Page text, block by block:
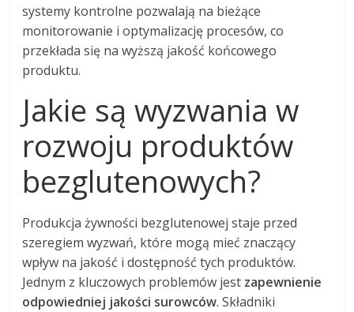
systemy kontrolne pozwalają na bieżące
monitorowanie i optymalizację procesów, co
przekłada się na wyższą jakość końcowego
produktu.
Jakie są wyzwania w
rozwoju produktów
bezglutenowych?
Produkcja żywności bezglutenowej staje przed
szeregiem wyzwań, które mogą mieć znaczący
wpływ na jakość i dostępność tych produktów.
Jednym z kluczowych problemów jest zapewnienie
odpowiedniej jakości surowców. Składniki